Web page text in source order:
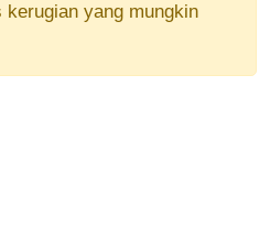
kerugian yang mungkin